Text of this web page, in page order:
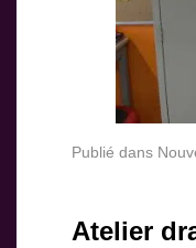
Publié dans
Atelier